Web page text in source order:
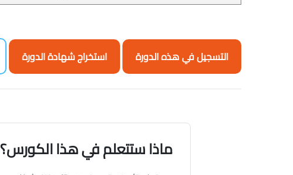
التسجيل في هذه الدورة استخراج شهادة الدورة
ماذا ستتعلم في هذا الكورس؟